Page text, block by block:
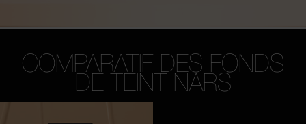
COMPARATIF DES FONDS
DE TEINT NARS